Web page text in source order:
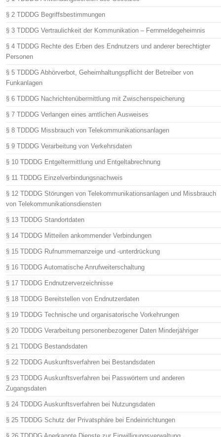
§ 2 TDDDG Begriffsbestimmungen
§ 3 TDDDG Vertraulichkeit der Kommunikation – Fernmeldegeheimnis
§ 4 TDDDG Rechte des Erben des Endnutzers und anderer berechtigter
Personen
§ 5 TDDDG Abhörverbot, Geheimhaltungspflicht der Betreiber von
Funkanlagen
§ 6 TDDDG Nachrichtenübermittlung mit Zwischenspeicherung
§ 7 TDDDG Verlangen eines amtlichen Ausweises
§ 8 TDDDG Missbrauch von Telekommunikationsanlagen
§ 9 TDDDG Verarbeitung von Verkehrsdaten
§ 10 TDDDG Entgeltermittlung und Entgeltabrechnung
§ 11 TDDDG Einzelverbindungsnachweis
§ 12 TDDDG Störungen von Telekommunikationsanlagen und Missbrauch
von Telekommunikationsdiensten
§ 13 TDDDG Standortdaten
§ 14 TDDDG Mitteilen ankommender Verbindungen
§ 15 TDDDG Rufnummernanzeige und -unterdrückung
§ 16 TDDDG Automatische Anrufweiterschaltung
§ 17 TDDDG Endnutzerverzeichnisse
§ 18 TDDDG Bereitstellen von Endnutzerdaten
§ 19 TDDDG Technische und organisatorische Vorkehrungen
§ 20 TDDDG Verarbeitung personenbezogener Daten Minderjähriger
§ 21 TDDDG Bestandsdaten
§ 22 TDDDG Auskunftsverfahren bei Bestandsdaten
§ 23 TDDDG Auskunftsverfahren bei Passwörtern und anderen
Zugangsdaten
§ 24 TDDDG Auskunftsverfahren bei Nutzungsdaten
§ 25 TDDDG Schutz der Privatsphäre bei Endeinrichtungen